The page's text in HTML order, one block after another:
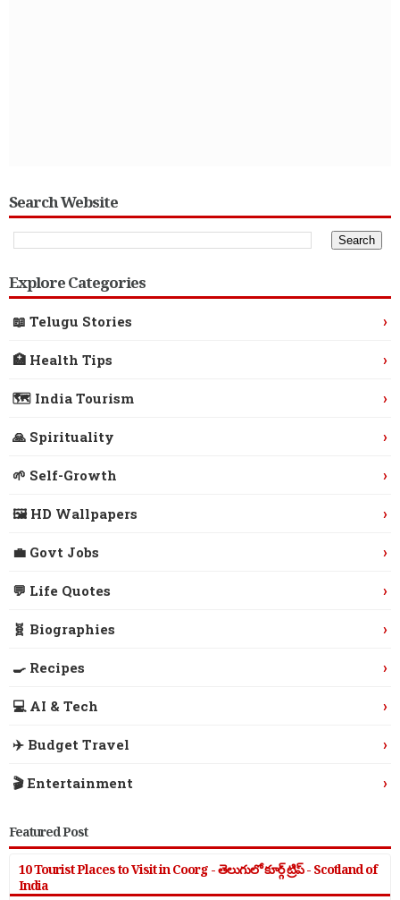
Search Website
Explore Categories
📖 Telugu Stories ›
🏥 Health Tips ›
🗺️ India Tourism ›
🙏 Spirituality ›
🌱 Self-Growth ›
🖼️ HD Wallpapers ›
💼 Govt Jobs ›
💬 Life Quotes ›
🧬 Biographies ›
🍳 Recipes ›
💻 AI & Tech ›
✈️ Budget Travel ›
🎬 Entertainment ›
Featured Post
10 Tourist Places to Visit in Coorg - తెలుగులో కూర్గ్ ట్రిప్ - Scotland of
India